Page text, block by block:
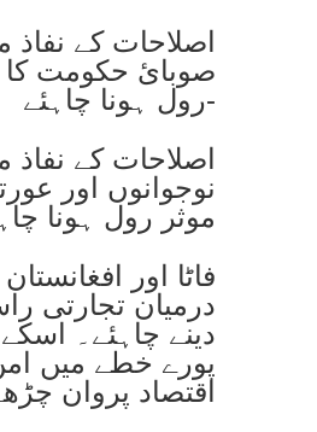
صوبائ حکومت کا
رول ہونا چاہئے-
نوجوانوں اور
موثر رول ہونا
درمیان تجارتی
دینے چاہئے۔
پورے خطے میں
اقتصاد پروان